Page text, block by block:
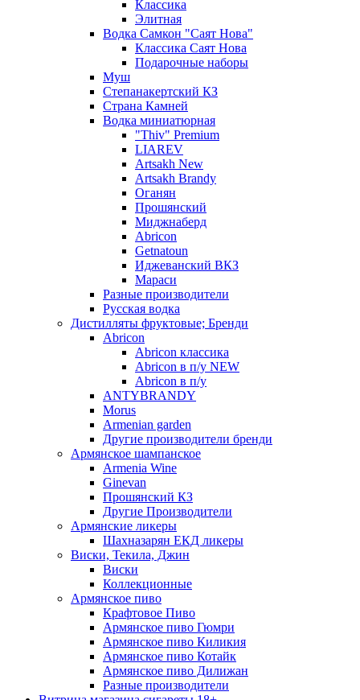
Классика
Элитная
Водка Самкон "Саят Нова"
Классика Саят Нова
Подарочные наборы
Муш
Степанакертский КЗ
Страна Камней
Водка миниатюрная
"Thiv" Premium
LIAREV
Artsakh New
Artsakh Brandy
Оганян
Прошянский
Миджнаберд
Abricon
Getnatoun
Иджеванский ВКЗ
Мараси
Разные производители
Русская водка
Дистилляты фруктовые; Бренди
Abricon
Abricon классика
Abricon в п/у NEW
Abricon в п/у
ANTYBRANDY
Morus
Armenian garden
Другие производители бренди
Армянское шампанское
Armenia Wine
Ginevan
Прошянский КЗ
Другие Производители
Армянские ликеры
Шахназарян ЕКД ликеры
Виски, Текила, Джин
Виски
Коллекционные
Армянское пиво
Крафтовое Пиво
Армянское пиво Гюмри
Армянское пиво Киликия
Армянское пиво Котайк
Армянское пиво Дилижан
Разные производители